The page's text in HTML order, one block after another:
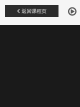
返回课程页